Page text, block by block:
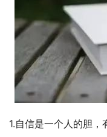
1.自信是一个人的胆，